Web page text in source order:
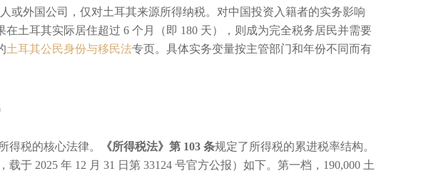
或外国公司，仅对土耳其来源所得纳税。对中国投资入籍者的实务影响
土耳其实际居住超过 6 个月（即 180 天），则成为完全税务居民并需要
土耳其公民身份与移民法专页。具体实务变量按主管部门和年份不同而有
得税的核心法律。 《所得税法》第 103 条规定了所得税的累进税率结构。
载于 2025 年 12 月 31 日第 33124 号官方公报）如下。第一档，190,000 土